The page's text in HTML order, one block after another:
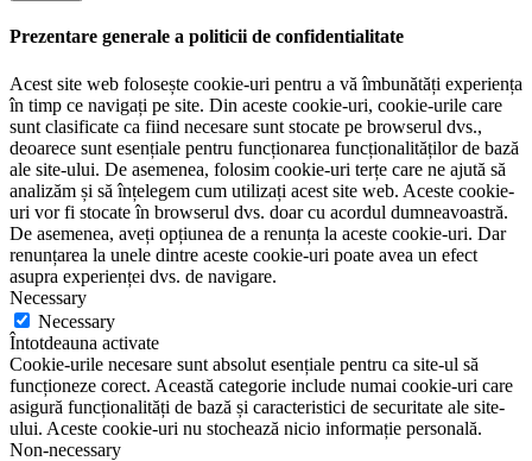
Prezentare generale a politicii de confidentialitate
Acest site web folosește cookie-uri pentru a vă îmbunătăți experiența
în timp ce navigați pe site. Din aceste cookie-uri, cookie-urile care
sunt clasificate ca fiind necesare sunt stocate pe browserul dvs.,
deoarece sunt esențiale pentru funcționarea funcționalităților de bază
ale site-ului. De asemenea, folosim cookie-uri terțe care ne ajută să
analizăm și să înțelegem cum utilizați acest site web. Aceste cookie-
uri vor fi stocate în browserul dvs. doar cu acordul dumneavoastră.
De asemenea, aveți opțiunea de a renunța la aceste cookie-uri. Dar
renunțarea la unele dintre aceste cookie-uri poate avea un efect
asupra experienței dvs. de navigare.
Necessary
Necessary
Întotdeauna activate
Cookie-urile necesare sunt absolut esențiale pentru ca site-ul să
funcționeze corect. Această categorie include numai cookie-uri care
asigură funcționalități de bază și caracteristici de securitate ale site-
ului. Aceste cookie-uri nu stochează nicio informație personală.
Non-necessary